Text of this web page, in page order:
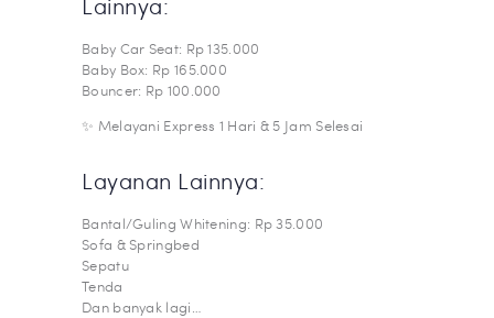
Baby Car Seat: Rp 135.000
Baby Box: Rp 165.000
Bouncer: Rp 100.000
✨ Melayani Express 1 Hari & 5 Jam Selesai
Layanan Lainnya:
Bantal/Guling Whitening: Rp 35.000
Sofa & Springbed
Sepatu
Tenda
Dan banyak lagi…